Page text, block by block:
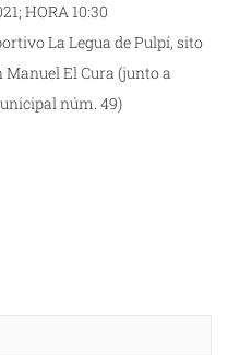
HORA 10:30
La Legua de Pulpí, sito
Manuel El Cura (junto a
núm. 49)